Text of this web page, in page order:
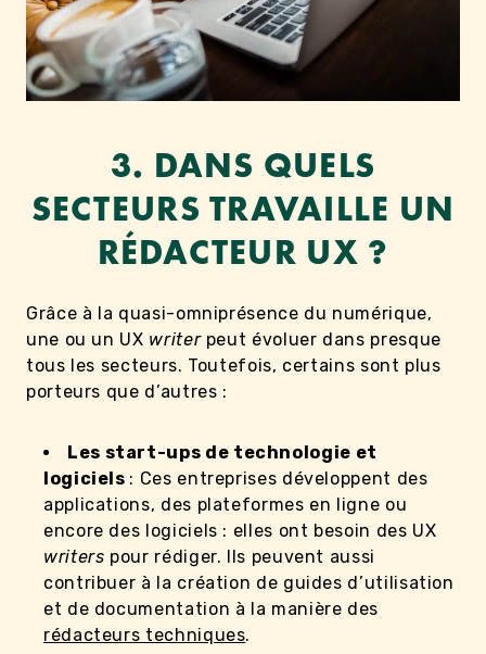
3. DANS QUELS
SECTEURS TRAVAILLE UN
RÉDACTEUR UX ?
Grâce à la quasi-omniprésence du numérique,
une ou un UX writerpeut évoluer dans presque
tous les secteurs. Toutefois, certains sont plus
porteurs que d’autres :
Les start-ups de technologie et
logiciels : Ces entreprises développent des
applications, des plateformes en ligne ou
encore des logiciels : elles ont besoin des UX
writers pour rédiger. Ils peuvent aussi
contribuer à la création de guides d’utilisation
et de documentation à la manière des
rédacteurs techniques.